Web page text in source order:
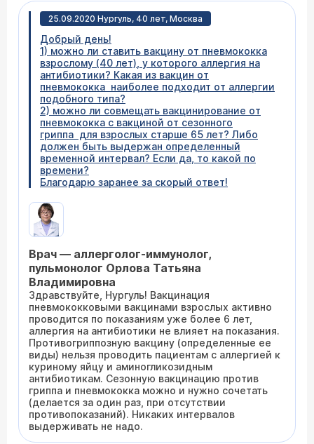
25.09.2020 Нургуль, 40 лет, Москва
Добрый день!
1) можно ли ставить вакцину от пневмококка
взрослому (40 лет), у которого аллергия на
антибиотики? Какая из вакцин от
пневмококка наиболее подходит от аллергии
подобного типа?
2) можно ли совмещать вакцинирование от
пневмококка с вакциной от сезонного
гриппа для взрослых старше 65 лет? Либо
должен быть выдержан определенный
временной интервал? Если да, то какой по
времени?
Благодарю заранее за скорый ответ!
Врач — аллерголог-иммунолог,
пульмонолог Орлова Татьяна
Владимировна
Здравствуйте, Нургуль! Вакцинация
пневмококковыми вакцинами взрослых активно
проводится по показаниям уже более 6 лет,
аллергия на антибиотики не влияет на показания.
Противогриппозную вакцину (определенные ее
виды) нельзя проводить пациентам с аллергией к
куриному яйцу и аминогликозидным
антибиотикам. Сезонную вакцинацию против
гриппа и пневмококка можно и нужно сочетать
(делается за один раз, при отсутствии
противопоказаний). Никаких интервалов
выдерживать не надо.